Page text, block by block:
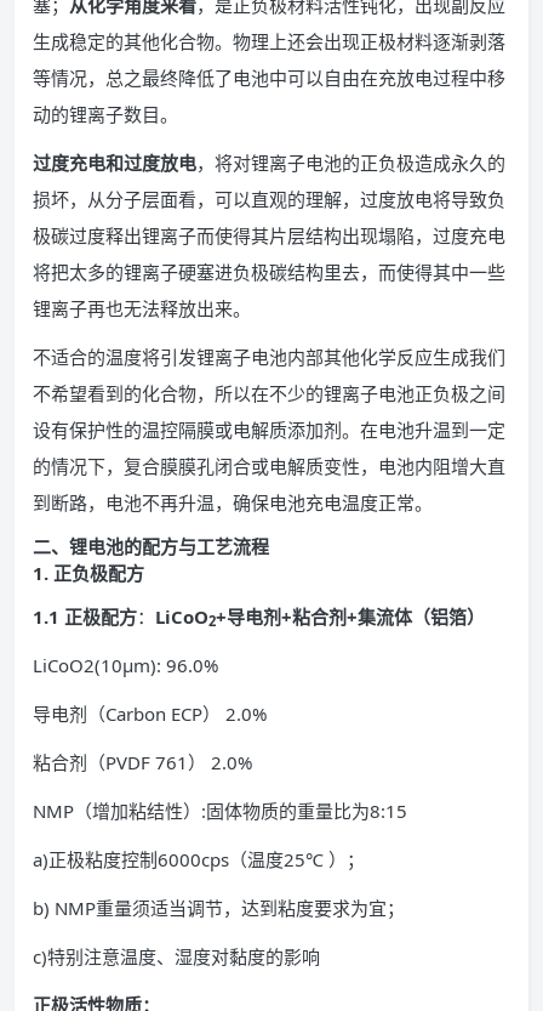
生成稳定的其他化合物。物理上还会出现正极材料逐渐剥落
等情况，总之最终降低了电池中可以自由在充放电过程中移
动的锂离子数目。
过度充电和过度放电，将对锂离子电池的正负极造成永久的
损坏，从分子层面看，可以直观的理解，过度放电将导致负
极碳过度释出锂离子而使得其片层结构出现塌陷，过度充电
将把太多的锂离子硬塞进负极碳结构里去，而使得其中一些
锂离子再也无法释放出来。
不适合的温度将引发锂离子电池内部其他化学反应生成我们
不希望看到的化合物，所以在不少的锂离子电池正负极之间
设有保护性的温控隔膜或电解质添加剂。在电池升温到一定
的情况下，复合膜膜孔闭合或电解质变性，电池内阻增大直
到断路，电池不再升温，确保电池充电温度正常。
二、锂电池的配方与工艺流程
1. 正负极配方
1.1 正极配方： LiCoO2+导电剂+粘合剂+集流体（铝箔）
LiCoO2(10μm): 96.0%
导电剂（Carbon ECP） 2.0%
粘合剂（PVDF 761） 2.0%
NMP（增加粘结性）:固体物质的重量比为8:15
a)正极粘度控制6000cps（温度25℃ ）；
b) NMP重量须适当调节，达到粘度要求为宜；
c)特别注意温度、湿度对黏度的影响
正极活性物质：